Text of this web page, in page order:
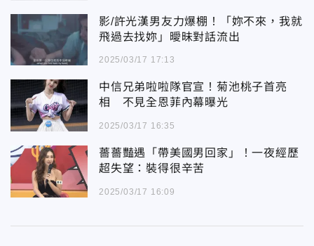
影/許光漢男友力爆棚！「妳不來，我就
飛過去找妳」曖昧對話流出
2025/03/17 17:13
中信兄弟啦啦隊官宣！菊池桃子首亮
相 不見全恩菲內幕曝光
2025/03/17 16:35
薔薔豔遇「帶美國男回家」！一夜經歷
超失望：裝得很辛苦
2025/03/17 16:09